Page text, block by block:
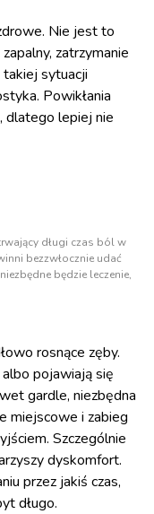
Nie jest to
zatrzymanie
sytuacji
Powikłania
dlatego lepiej nie
długi czas ból w
bezzwłocznie udać
będzie leczenie,
rosnące zęby.
albo pojawiają się
gardle, niezbędna
miejscowe i zabieg
Szczególnie
dyskomfort.
przez jakiś czas,
długo.